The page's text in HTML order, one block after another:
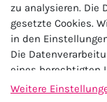
zu analysieren. Die
gesetzte Cookies.
in den
Die
eines berechtigten
kann erteilt oder
Weitere